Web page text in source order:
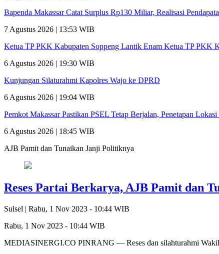
Bapenda Makassar Catat Surplus Rp130 Miliar, Realisasi
7 Agustus 2026 | 13:53 WIB
Ketua TP PKK Kabupaten Soppeng Lantik Enam Ketua TP PKK
6 Agustus 2026 | 19:30 WIB
Kunjungan Silaturahmi Kapolres Wajo ke DPRD
6 Agustus 2026 | 19:04 WIB
Pemkot Makassar Pastikan PSEL Tetap Berjalan, Penetapan
6 Agustus 2026 | 18:45 WIB
AJB Pamit dan Tunaikan Janji Politiknya
Reses Partai Berkarya, AJB Pamit dan
Sulsel | Rabu, 1 Nov 2023 - 10:44 WIB
Rabu, 1 Nov 2023 - 10:44 WIB
MEDIASINERGI.CO PINRANG — Reses dan silahturahmi